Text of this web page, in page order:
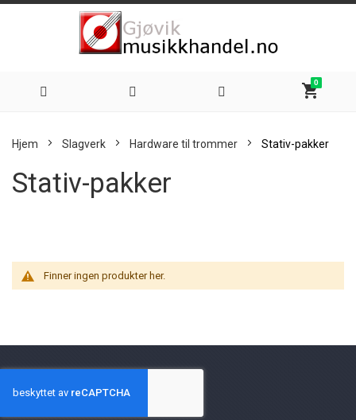
shopping_cart
0
innhold
Hjem Slagverk Hardware til trommer Stativ-pakker
Stativ-pakker
Finner ingen produkter her.